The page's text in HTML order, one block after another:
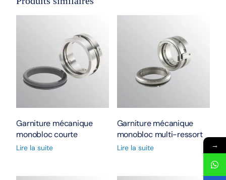
Garniture mécanique
monobloc courte
Lire la suite
Garniture mécanique
monobloc multi-ressort
Lire la suite →